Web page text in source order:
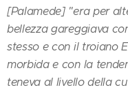
[Palamede] "era per
bellezza gareggiava
stesso e con il troiano
morbida e con la
teneva al livello della